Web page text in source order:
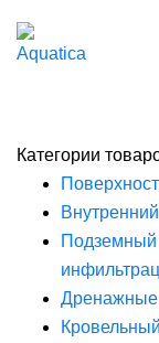
Категории
Подземный
Дренажные